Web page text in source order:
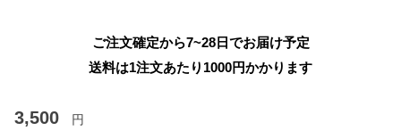
ご注文確定から7~28日でお届け予定
送料は1注文あたり 1000円かかります
3,500 円